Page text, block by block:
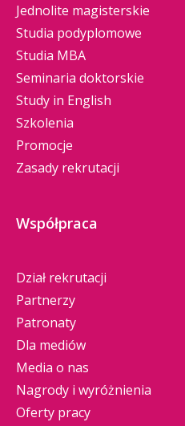
Jednolite magisterskie
Studia podyplomowe
Studia MBA
Seminaria doktorskie
Study in English
Szkolenia
Promocje
Zasady rekrutacji
Współpraca
Dział rekrutacji
Partnerzy
Patronaty
Dla mediów
Media o nas
Nagrody i wyróżnienia
Oferty pracy